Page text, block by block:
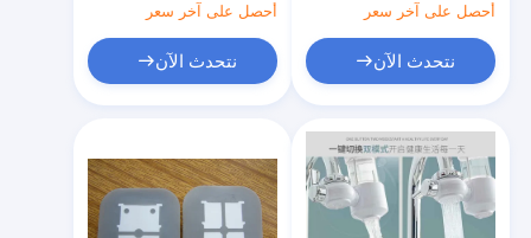
أحصل على آخر سعر
نتحدث الآن
أحصل على آخر سعر
نتحدث الآن